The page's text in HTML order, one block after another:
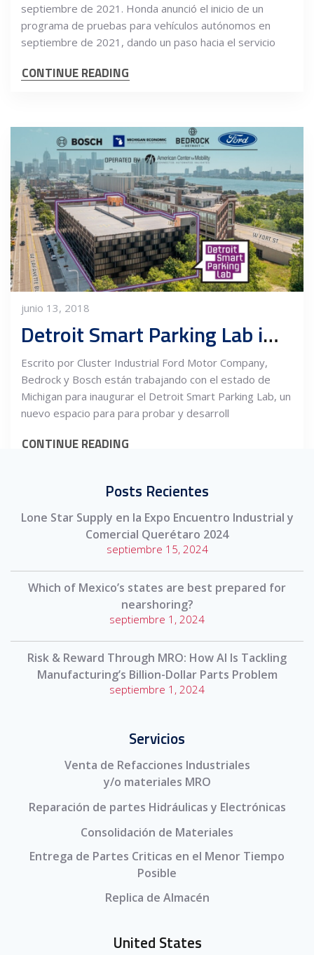
septiembre de 2021. Honda anunció el inicio de un
programa de pruebas para vehículos autónomos en
septiembre de 2021, dando un paso hacia el servicio
CONTINUE READING
junio 13, 2018
Detroit Smart Parking Lab impulsará la movilidad
Escrito por Cluster Industrial Ford Motor Company,
Bedrock y Bosch están trabajando con el estado de
Michigan para inaugurar el Detroit Smart Parking Lab, un
nuevo espacio para para probar y desarroll
CONTINUE READING
Posts Recientes
Lone Star Supply en la Expo Encuentro Industrial y
Comercial Querétaro 2024
septiembre 15, 2024
Which of Mexico’s states are best prepared for
nearshoring?
septiembre 1, 2024
Risk & Reward Through MRO: How AI Is Tackling
Manufacturing’s Billion-Dollar Parts Problem
septiembre 1, 2024
Servicios
Venta de Refacciones Industriales
y/o materiales MRO
Reparación de partes Hidráulicas y Electrónicas
Consolidación de Materiales
Entrega de Partes Criticas en el Menor Tiempo
Posible
Replica de Almacén
United States